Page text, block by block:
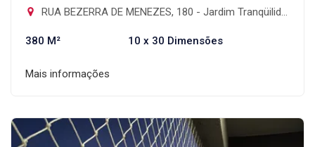
RUA BEZERRA DE MENEZES, 180 - Jardim Tranqüilidade, Guarulhos-SP
380 M² 10 x 30 Dimensões
Mais informações